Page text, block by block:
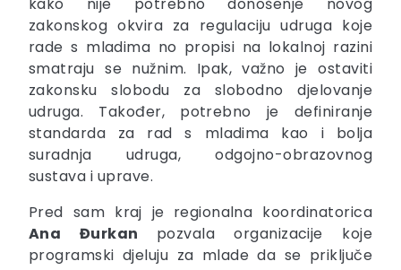
zakonskog okvira za regulaciju udruga koje
rade s mladima no propisi na lokalnoj razini
smatraju se nužnim. Ipak, važno je ostaviti
zakonsku slobodu za slobodno djelovanje
udruga. Također, potrebno je definiranje
standarda za rad s mladima kao i bolja
suradnja udruga, odgojno-obrazovnog
sustava i uprave.
Pred sam kraj je regionalna koordinatorica
Ana Đurkan pozvala organizacije koje
programski djeluju za mlade da se priključe